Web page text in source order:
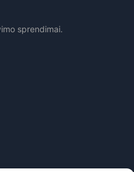
sprendimai.